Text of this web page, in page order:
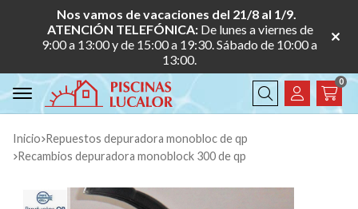
Nos vamos de vacaciones del 21/8 al 1/9.
ATENCIÓN TELEFÓNICA: De lunes a viernes de
9:00 a 13:00 y de 15:00 a 19:30. Sábado de 10:00 a
13:00.
Buscar
0
Inicio
repuestos depuradora monobloc de qp
recambios depuradora monoblock 300 de qp